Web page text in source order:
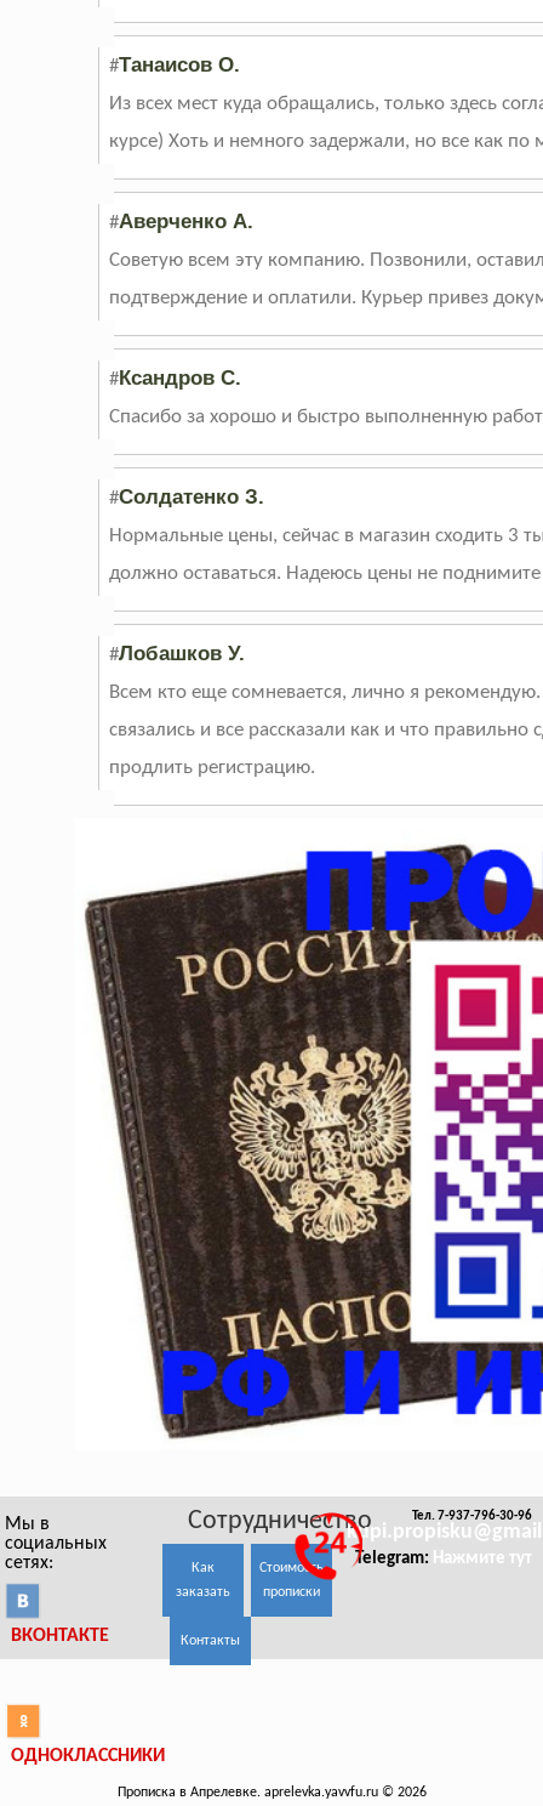
#Танаисов О.
Из всех мест куда обращались, только здесь
курсе) Хоть и немного задержали, но все как по
#Аверченко А.
Советую всем эту компанию. Позвонили,
подтверждение и оплатили. Курьер привез
#Ксандров С.
Спасибо за хорошо и быстро выполненную
#Солдатенко З.
Нормальные цены, сейчас в магазин сходить 3
должно оставаться. Надеюсь цены не поднимите
#Лобашков У.
Всем кто еще сомневается, лично я
связались и все рассказали как и что
продлить регистрацию.
Мы в
социальных
сетях:
ВКОНТАКТЕ
ОДНОКЛАССНИКИ
Сотрудничество
Как
заказать
Стоимость
прописки
Контакты
Тел. 7-937-796-30-96
Telegram: Нажмите тут
Прописка в Апрелевке. aprelevka.yavvfu.ru © 2026